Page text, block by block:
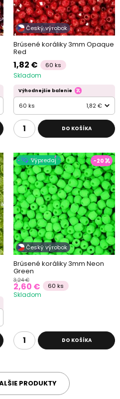
Český výrobok
Brúsené koráliky 3mm Opaque
Red
1,82 € 60 ks
Skladom
Výhodnejšie balenie
60 ks 1,82 €
DO KOŠÍKA
Výpredaj
Český výrobok
-20
Brúsené koráliky 3mm Neon
Green
3,24 €
2,60 € 60 ks
Skladom
DO KOŠÍKA
PRODUKTY